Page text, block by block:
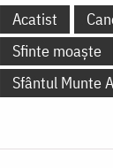
Acatist
Sfinte moaște
Sfântul Munte